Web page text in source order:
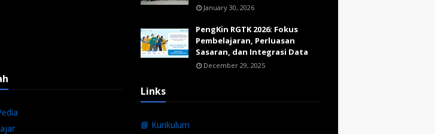
January 30, 2026
PengKin RGTK 2026: Fokus
Pembelajaran, Perluasan
Sasaran, dan Integrasi Data
December 29, 2025
Links
📘 Kurikulum